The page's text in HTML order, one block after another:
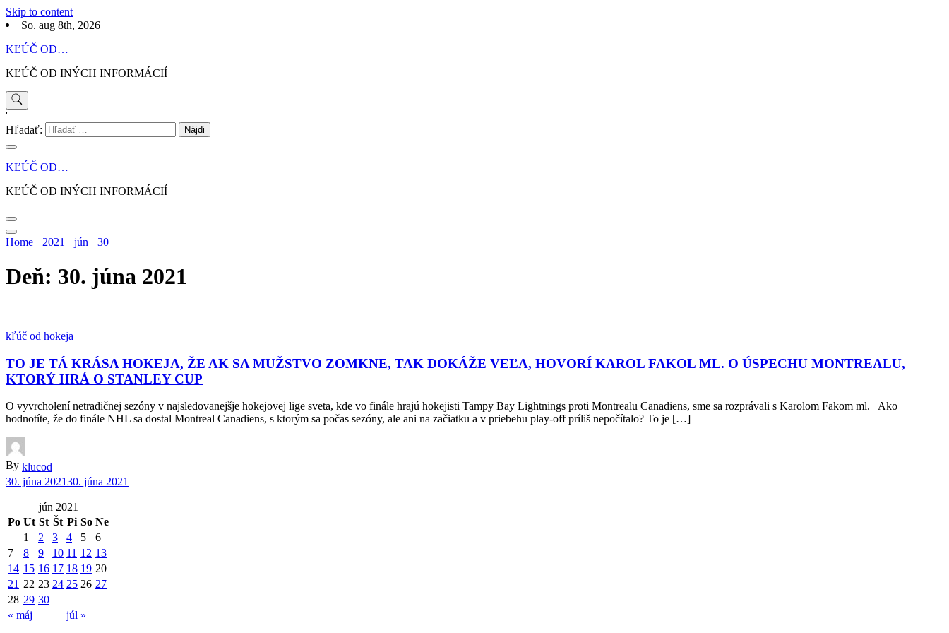
Skip to content
So. aug 8th, 2026
KĽÚČ OD…
KĽÚČ OD INÝCH INFORMÁCIÍ
'
Hľadať:
KĽÚČ OD…
KĽÚČ OD INÝCH INFORMÁCIÍ
Home 2021 jún 30
Deň: 30. júna 2021
kľúč od hokeja
TO JE TÁ KRÁSA HOKEJA, ŽE AK SA MUŽSTVO ZOMKNE, TAK DOKÁŽE VEĽA, HOVORÍ KAROL FAKOL ML. O ÚSPECHU MONTREALU,
KTORÝ HRÁ O STANLEY CUP
O vyvrcholení netradičnej sezóny v najsledovanejšje hokejovej lige sveta, kde vo finále hrajú hokejisti Tampy Bay Lightnings proti Montrealu Canadiens, sme sa rozprávali s Karolom Fakom ml. Ako
hodnotíte, že do finále NHL sa dostal Montreal Canadiens, s ktorým sa počas sezóny, ale ani na začiatku a v priebehu play-off príliš nepočítalo? To je […]
By klucod
30. júna 202130. júna 2021
jún 2021
Po Ut St Št Pi So Ne
« máj júl »
1 2 3 4 5
6
7
8 9 10 11 12 13
14 15 16 17 18 19 20
21 22 23 24 25 26 27
28 29 30